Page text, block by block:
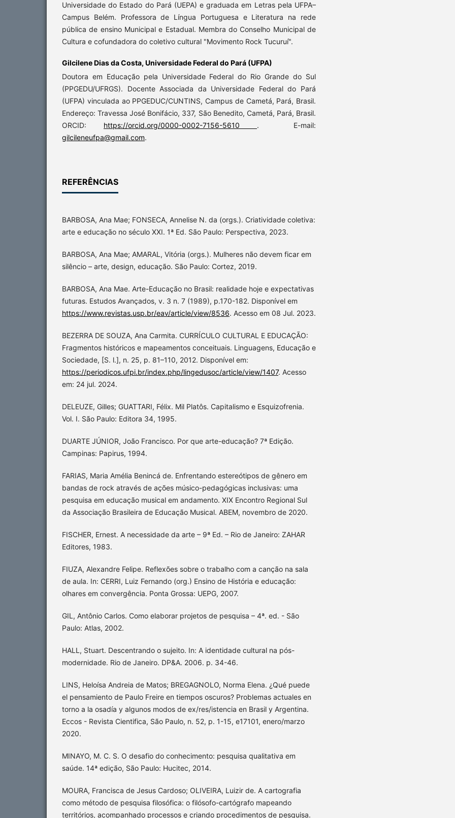
Universidade do Estado do Pará (UEPA) e graduada em Letras pela UFPA–
Campus Belém. Professora de Língua Portuguesa e Literatura na rede
pública de ensino Municipal e Estadual. Membra do Conselho Municipal de
Cultura e cofundadora do coletivo cultural "Movimento Rock Tucuruí".
Gilcilene Dias da Costa, Universidade Federal do Pará (UFPA)
Doutora em Educação pela Universidade Federal do Rio Grande do Sul
(PPGEDU/UFRGS). Docente Associada da Universidade Federal do Pará
(UFPA) vinculada ao PPGEDUC/CUNTINS, Campus de Cametá, Pará, Brasil.
Endereço: Travessa José Bonifácio, 337, São Benedito, Cametá, Pará, Brasil.
ORCID: https://orcid.org/0000-0002-7156-5610 . E-mail:
gilcileneufpa@gmail.com.
REFERÊNCIAS
BARBOSA, Ana Mae; FONSECA, Annelise N. da (orgs.). Criatividade coletiva:
arte e educação no século XXI. 1ª Ed. São Paulo: Perspectiva, 2023.
BARBOSA, Ana Mae; AMARAL, Vitória (orgs.). Mulheres não devem ficar em
silêncio – arte, design, educação. São Paulo: Cortez, 2019.
BARBOSA, Ana Mae. Arte-Educação no Brasil: realidade hoje e expectativas
futuras. Estudos Avançados, v. 3 n. 7 (1989), p.170-182. Disponível em
https://www.revistas.usp.br/eav/article/view/8536. Acesso em 08 Jul. 2023.
BEZERRA DE SOUZA, Ana Carmita. CURRÍCULO CULTURAL E EDUCAÇÃO:
Fragmentos históricos e mapeamentos conceituais. Linguagens, Educação e
Sociedade, [S. l.], n. 25, p. 81–110, 2012. Disponível em:
https://periodicos.ufpi.br/index.php/lingedusoc/article/view/1407. Acesso
em: 24 jul. 2024.
DELEUZE, Gilles; GUATTARI, Félix. Mil Platôs. Capitalismo e Esquizofrenia.
Vol. I. São Paulo: Editora 34, 1995.
DUARTE JÚNIOR, João Francisco. Por que arte-educação? 7ª Edição.
Campinas: Papirus, 1994.
FARIAS, Maria Amélia Benincá de. Enfrentando estereótipos de gênero em
bandas de rock através de ações músico-pedagógicas inclusivas: uma
pesquisa em educação musical em andamento. XIX Encontro Regional Sul
da Associação Brasileira de Educação Musical. ABEM, novembro de 2020.
FISCHER, Ernest. A necessidade da arte – 9ª Ed. – Rio de Janeiro: ZAHAR
Editores, 1983.
FIUZA, Alexandre Felipe. Reflexões sobre o trabalho com a canção na sala
de aula. In: CERRI, Luiz Fernando (org.) Ensino de História e educação:
olhares em convergência. Ponta Grossa: UEPG, 2007.
GIL, Antônio Carlos. Como elaborar projetos de pesquisa – 4ª. ed. - São
Paulo: Atlas, 2002.
HALL, Stuart. Descentrando o sujeito. In: A identidade cultural na pós-
modernidade. Rio de Janeiro. DP&A. 2006. p. 34-46.
LINS, Heloísa Andreia de Matos; BREGAGNOLO, Norma Elena. ¿Qué puede
el pensamiento de Paulo Freire en tiempos oscuros? Problemas actuales en
torno a la osadía y algunos modos de ex/res/istencia en Brasil y Argentina.
Eccos - Revista Cientifica, São Paulo, n. 52, p. 1-15, e17101, enero/marzo
2020.
MINAYO, M. C. S. O desafio do conhecimento: pesquisa qualitativa em
saúde. 14ª edição, São Paulo: Hucitec, 2014.
MOURA, Francisca de Jesus Cardoso; OLIVEIRA, Luizir de. A cartografia
como método de pesquisa filosófica: o filósofo-cartógrafo mapeando
territórios, acompanhado processos e criando procedimentos de pesquisa.